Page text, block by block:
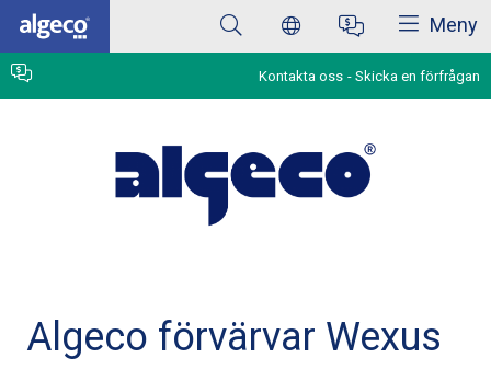
Hoppa
huvudinnehåll
Meny
Kontakta oss Skicka en förfrågan
Algeco förvärvar Wexus